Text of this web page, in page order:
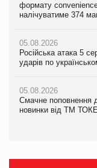
формату
налічуватиме 374
05.08.2026
Російська атака 5
ударів по
05.08.2026
Смачне поповнення
новинки від ТМ
формату
налічуватиме 374
05.08.2026
Російська атака 5
ударів по
05.08.2026
Смачне поповнення
новинки від ТМ
продуктів